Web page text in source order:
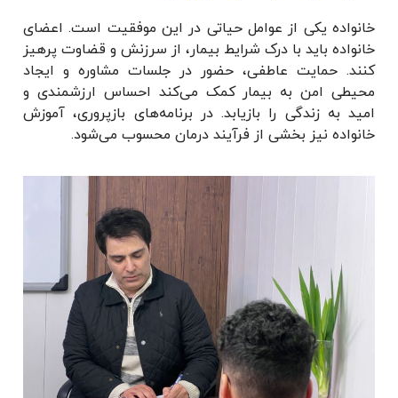
خانواده یکی از عوامل حیاتی در این موفقیت است. اعضای
خانواده باید با درک شرایط بیمار، از سرزنش و قضاوت پرهیز
کنند. حمایت عاطفی، حضور در جلسات مشاوره و ایجاد
محیطی امن به بیمار کمک می‌کند احساس ارزشمندی و
امید به زندگی را بازیابد. در برنامه‌های بازپروری، آموزش
خانواده نیز بخشی از فرآیند درمان محسوب می‌شود.